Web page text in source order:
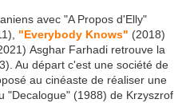
avec "A Propos d'Elly"
"Everybody Knows" (2018)
Asghar Farhadi retrouve la
Au départ c'est une société de
au cinéaste de réaliser une
"Decalogue" (1988) de Krzyszrof